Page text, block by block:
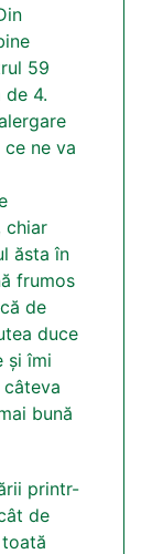
59
de 4.
ne va
chiar
ăsta în
frumos
de
duce
și îmi
bună
printr-
de